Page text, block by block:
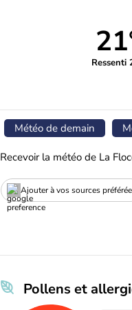
Ressenti
Météo de demain
Recevoir la météo de La
Ajouter à vos sources
Pollens et